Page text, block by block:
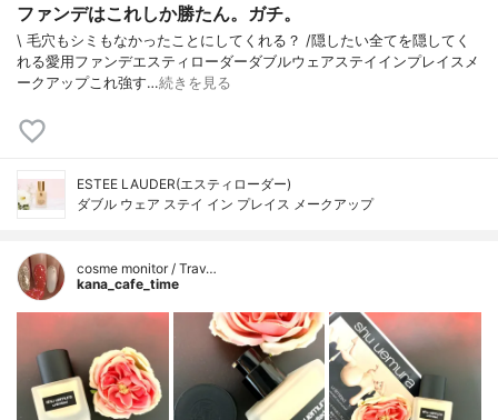
ファンデはこれしか勝たん。ガチ。
\ 毛穴もシミもなかったことにしてくれる？ /⁡⁡隠したい全てを隠してく
れる愛用ファンデ⁡エスティローダーダブルウェアステイインプレイスメ
ークアップ⁡⁡これ強す…続きを見る
ESTEE LAUDER(エスティローダー)
ダブル ウェア ステイ イン プレイス メークアップ
cosme monitor / Trav…
kana_cafe_time